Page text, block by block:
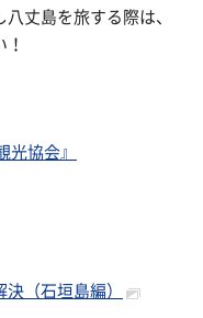
丈島を旅する際は、
光協会』
（石垣島編）